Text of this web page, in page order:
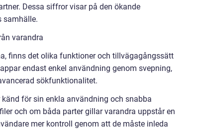
Dessa siffror visar på den ökande
samhälle.
varandra
finns det olika funktioner och tillvägagångssätt
endast enkel användning genom svepning,
sökfunktionalitet.
för sin enkla användning och snabba
och om båda parter gillar varandra uppstår en
mer kontroll genom att de måste inleda